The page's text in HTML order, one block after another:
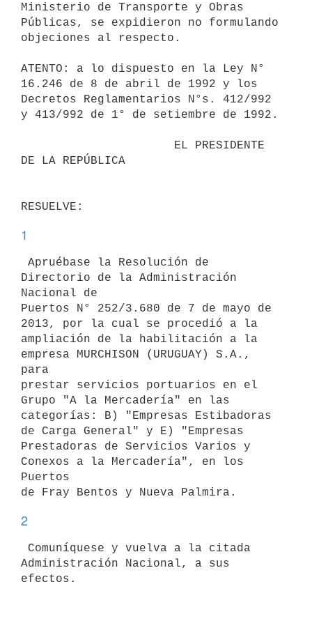
Ministerio de Transporte y Obras
Públicas, se expidieron no formulando
objeciones al respecto.
ATENTO: a lo dispuesto en la Ley N°
16.246 de 8 de abril de 1992 y los
Decretos Reglamentarios N°s. 412/992
y 413/992 de 1° de setiembre de 1992.
DE LA REPÚBLICA
1
Directorio de la Administración
Nacional de
Puertos N° 252/3.680 de 7 de mayo de
2013, por la cual se procedió a la
ampliación de la habilitación a la
empresa MURCHISON (URUGUAY) S.A.,
para
prestar servicios portuarios en el
Grupo "A la Mercadería" en las
categorías: B) "Empresas Estibadoras
de Carga General" y E) "Empresas
Prestadoras de Servicios Varios y
Conexos a la Mercadería", en los
Puertos
2
Administración Nacional, a sus